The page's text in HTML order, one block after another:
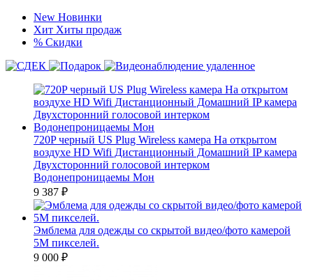
New Новинки
Хит Хиты продаж
% Скидки
720P черный US Plug Wireless камера На открытом
воздухе HD Wifi Дистанционный Домашний IP камера
Двухсторонний голосовой интерком
Водонепроницаемы Мон
9 387 ₽
Эмблема для одежды со скрытой видео/фото камерой
5M пикселей.
9 000 ₽